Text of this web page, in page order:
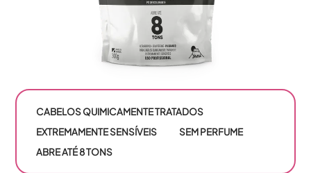
CABELOS QUIMICAMENTE TRATADOS
EXTREMAMENTE SENSÍVEIS
SEM PERFUME
ABRE ATÉ 8 TONS